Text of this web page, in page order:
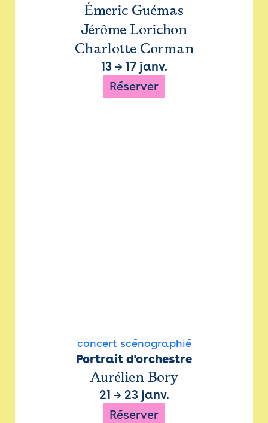
Émeric Guémas
Jérôme Lorichon
Charlotte Corman
13→ 17 janv.
Réserver
concert scénographié
Portrait d'orchestre
Aurélien Bory
21 → 23 janv.
Réserver